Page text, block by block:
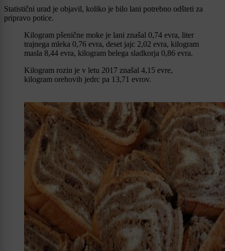
Statistični urad je objavil, koliko je bilo lani potrebno odšteti za
pripravo potice.
Kilogram pšenične moke je lani znašal 0,74 evra, liter
trajnega mleka 0,76 evra, deset jajc 2,02 evra, kilogram
masla 8,44 evra, kilogram belega sladkorja 0,86 evra.
Kilogram rozin je v letu 2017 znašal 4,15 evre,
kilogram orehovih jedrc pa 13,71 evrov.